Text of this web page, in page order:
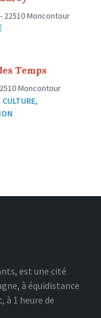
22510 Moncontour
Temps
Moncontour
,
est une cité
à équidistance
à 1 heure de